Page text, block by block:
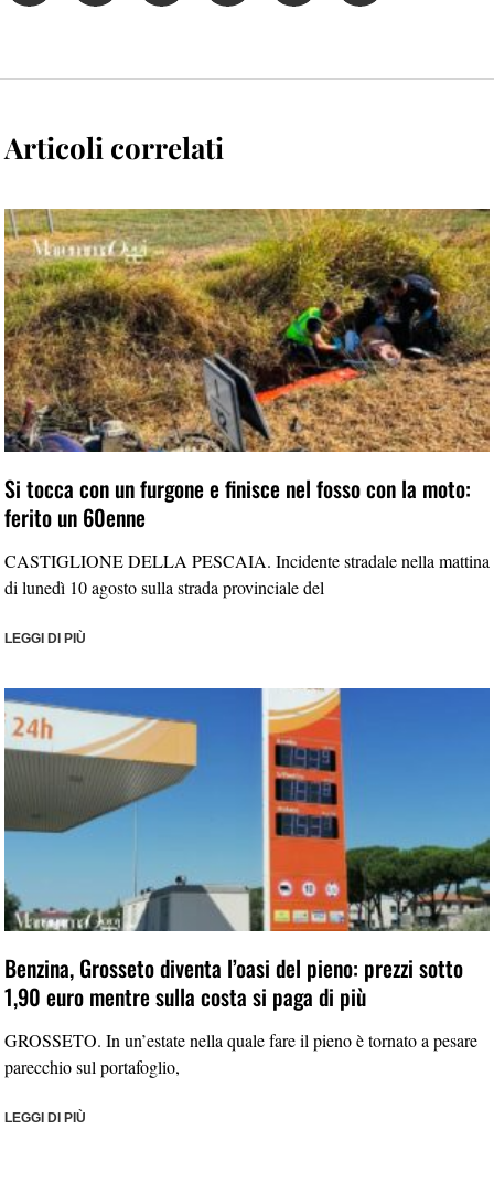
Articoli correlati
Si tocca con un furgone e finisce nel fosso con la moto:
ferito un 60enne
CASTIGLIONE DELLA PESCAIA. Incidente stradale nella mattina
di lunedì 10 agosto sulla strada provinciale del
LEGGI DI PIÙ
Benzina, Grosseto diventa l’oasi del pieno: prezzi sotto
1,90 euro mentre sulla costa si paga di più
GROSSETO. In un’estate nella quale fare il pieno è tornato a pesare
parecchio sul portafoglio,
LEGGI DI PIÙ